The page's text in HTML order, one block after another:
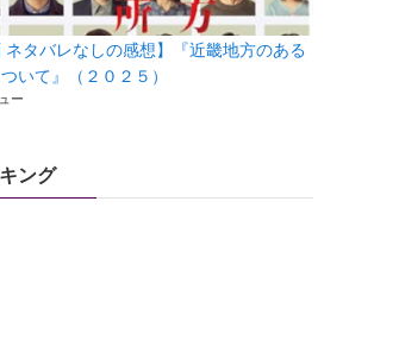
ネタバレなしの感想】『近畿地方のある
いて』（２０２５）
ー
ング